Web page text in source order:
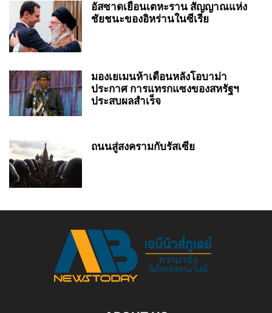
อัสซาดเยือนเตหะราน สัญญาณแห่ง
ชัยชนะของอิหร่านในซีเรีย
มองเยเมนห้าเดือนหลังโอบาม่า
ประกาศ การแทรกแซงของสหรัฐฯ
ประสบผลสำเร็จ
ถนนสู่สงครามกับรัสเซีย